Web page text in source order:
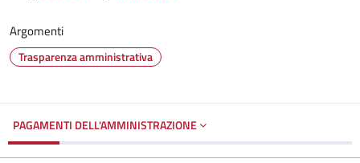
Argomenti
Trasparenza amministrativa
PAGAMENTI DELL'AMMINISTRAZIONE